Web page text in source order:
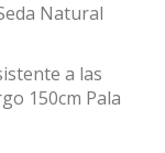
Natural
a las
150cm Pala